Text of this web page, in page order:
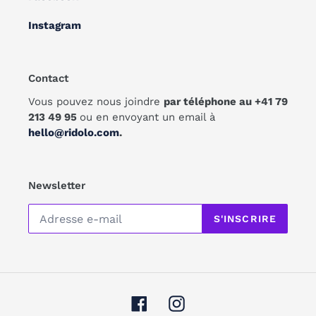
Instagram
Contact
Vous pouvez nous joindre par téléphone au +41 79
213 49 95 ou en envoyant un email à
hello@ridolo.com.
Newsletter
S'INSCRIRE
FacebookInstagram